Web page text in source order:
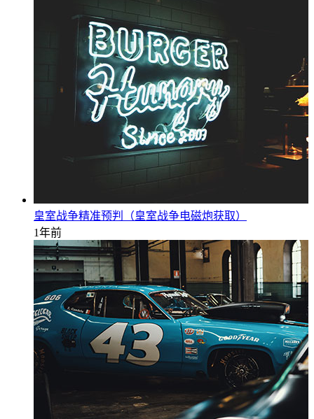
皇室战争精准预判（皇室战争电磁炮获取）
1年前